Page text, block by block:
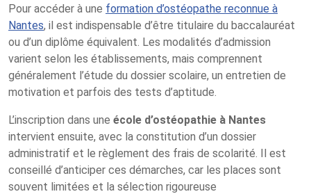
Pour accéder à une formation d’ostéopathe reconnue à
Nantes, il est indispensable d’être titulaire du baccalauréat
ou d’un diplôme équivalent. Les modalités d’admission
varient selon les établissements, mais comprennent
généralement l’étude du dossier scolaire, un entretien de
motivation et parfois des tests d’aptitude.
L’inscription dans une école d’ostéopathie à Nantes
intervient ensuite, avec la constitution d’un dossier
administratif et le règlement des frais de scolarité. Il est
conseillé d’anticiper ces démarches, car les places sont
souvent limitées et la sélection rigoureuse